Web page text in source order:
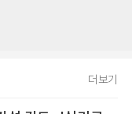
더보기